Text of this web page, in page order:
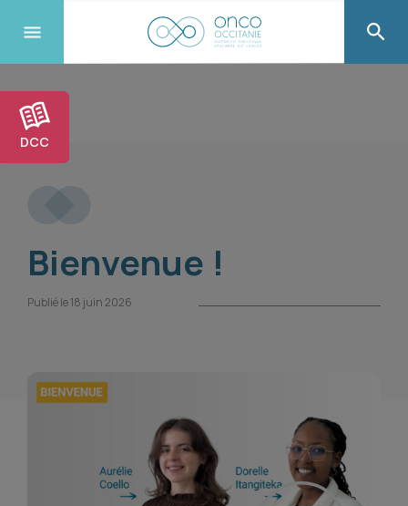
DCC
Bienvenue !
Publié le 18 juin 2026